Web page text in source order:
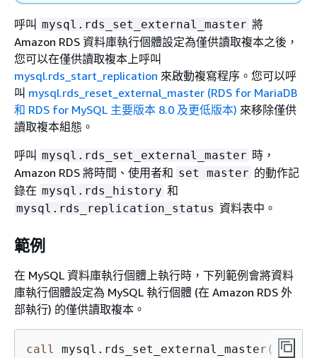
呼叫 mysql.rds_set_external_master 將
Amazon RDS 資料庫執行個體設定為僅供讀取複本之後，
您可以在僅供讀取複本上呼叫
mysql.rds_start_replication 來啟動複寫程序。您可以呼
叫 mysql.rds_reset_external_master (RDS for MariaDB
和 RDS for MySQL 主要版本 8.0 及更低版本) 來移除僅供
讀取複本組態。
呼叫 mysql.rds_set_external_master 時，
Amazon RDS 將時間、使用者和 set master 的動作記
錄在 mysql.rds_history 和
mysql.rds_replication_status 資料表中。
範例
在 MySQL 資料庫執行個體上執行時，下列範例會將資料
庫執行個體設定為 MySQL 執行個體 (在 Amazon RDS 外
部執行) 的僅供讀取複本。
call
mysql.rds_set_external_master(